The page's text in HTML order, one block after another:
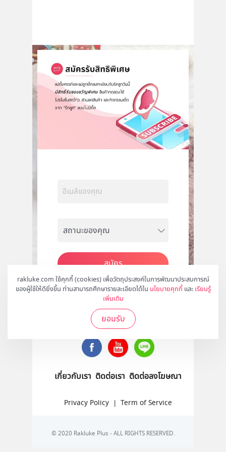
rakluke.com ใช้คุกกี้ (cookies) เพื่อวัตถุประสงค์ในการพัฒนาประสบการณ์
ของผู้ใช้ให้ดียิ่งขึ้น ท่านสามารถศึกษารายละเอียดได้ใน นโยบายคุกกี้ และ เรียนรู้
เพิ่มเติม
ยอมรับ
สมัคร
ติดตามเราได้ที่
เกี่ยวกับเรา ติดต่อเรา ติดต่อลงโฆษณา
Privacy Policy | Term of Service
© 2020 Rakluke Plus - ALL RIGHTS RESERVED.